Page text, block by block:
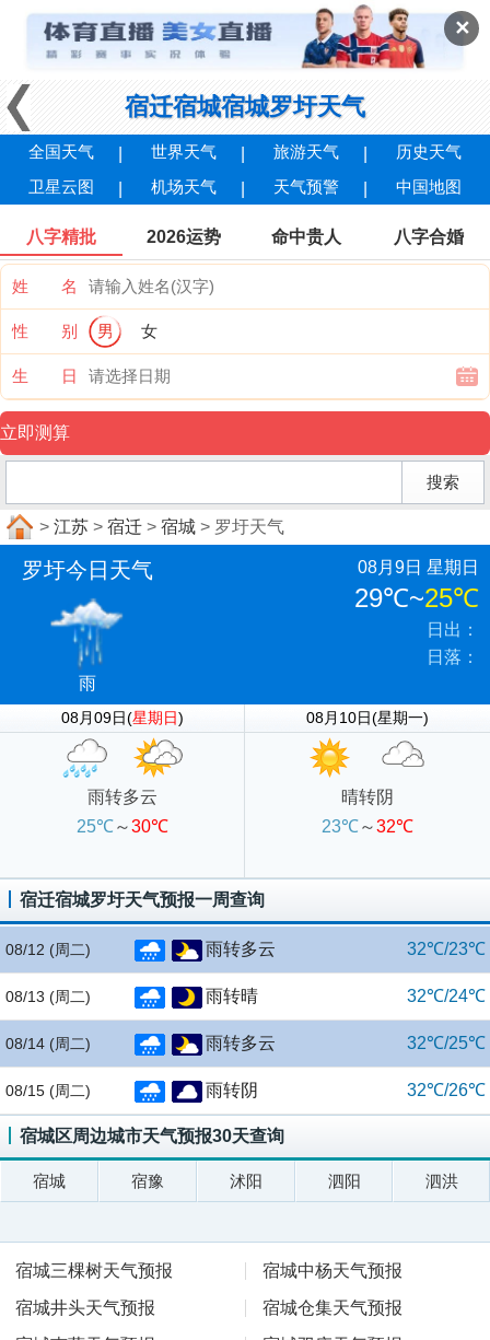
✕
宿迁宿城宿城罗圩天气
全国天气 世界天气 旅游天气
历史天气
卫星云图
机场天气 天气预警 中国地图
八字精批 2026运势 命中贵人 八字合婚
姓 名
性 别 男 女
生 日
> 江苏 > 宿迁 > 宿城 > 罗圩天气
罗圩今日天气
雨
08月9日 星期日
29℃~25℃
日出：
日落：
08月09日(星期日)
雨转多云
25℃～30℃
08月10日(星期一)
晴转阴
23℃～32℃
宿迁宿城罗圩天气预报一周查询
08/12 (周二) 雨转多云 32℃/23℃
08/13 (周二) 雨转晴 32℃/24℃
08/14 (周二) 雨转多云 32℃/25℃
08/15 (周二) 雨转阴 32℃/26℃
宿城区周边城市天气预报30天查询
宿城 宿豫 沭阳 泗阳 泗洪
宿城三棵树天气预报
宿城中杨天气预报
宿城井头天气预报
宿城仓集天气预报